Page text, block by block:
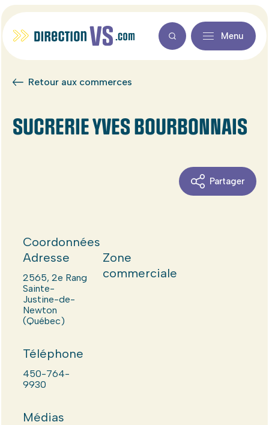
Menu
Retour aux commerces
SUCRERIE YVES BOURBONNAIS
Partager
Coordonnées
Adresse
2565, 2e Rang
Sainte-
Justine-de-
Newton
(Québec)
Téléphone
450-764-
9930
Médias
Zone
commerciale